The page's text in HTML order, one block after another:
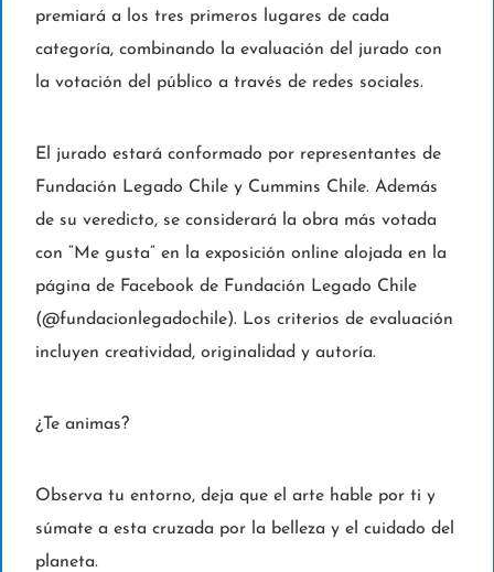
premiará a los tres primeros lugares de cada
categoría, combinando la evaluación del jurado con
la votación del público a través de redes sociales.
El jurado estará conformado por representantes de
Fundación Legado Chile y Cummins Chile. Además
de su veredicto, se considerará la obra más votada
con “Me gusta” en la exposición online alojada en la
página de Facebook de Fundación Legado Chile
(@fundacionlegadochile). Los criterios de evaluación
incluyen creatividad, originalidad y autoría.
¿Te animas?
Observa tu entorno, deja que el arte hable por ti y
súmate a esta cruzada por la belleza y el cuidado del
planeta.